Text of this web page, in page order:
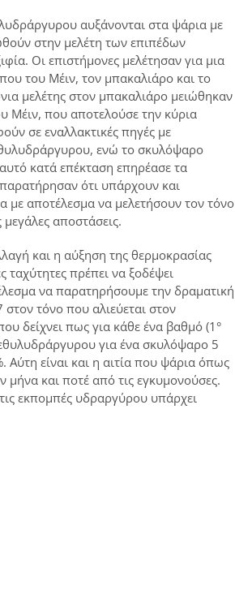
αυξάνονται στα ψάρια με
στην μελέτη των επιπέδων
Οι επιστήμονες μελέτησαν για μια
του Μέιν, τον μπακαλιάρο και το
μελέτης στον μπακαλιάρο μειώθηκαν
Μέιν, που αποτελούσε την κύρια
σε εναλλακτικές πηγές με
ενώ το σκυλόψαρο
κατά επέκταση επηρέασε τα
ότι υπάρχουν και
αποτέλεσμα να μελετήσουν τον τόνο
αποστάσεις.
και η αύξηση της θερμοκρασίας
πρέπει να ξοδέψει
να παρατηρήσουμε την δραματική
τόνο που αλιεύεται στον
δείχνει πως για κάθε ένα βαθμό (1°
για ένα σκυλόψαρο 5
Αύτη είναι και η αιτία που ψάρια όπως
μήνα και ποτέ από τις εγκυμονούσες.
εκπομπές υδραργύρου υπάρχει